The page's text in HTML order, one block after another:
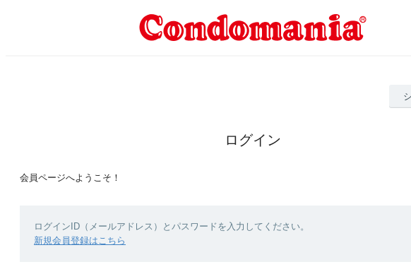
ログイン
会員ページへようこそ！
ログインID（メールアドレス）とパスワードを入力してください。
新規会員登録はこちら